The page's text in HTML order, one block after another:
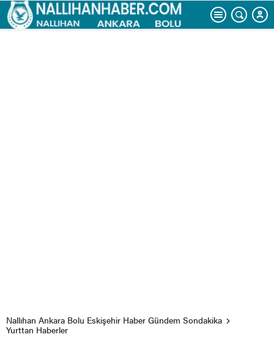
Nallıhan Ankara Bolu Eskişehir Haber Gündem Sondakika
Yurttan Haberler